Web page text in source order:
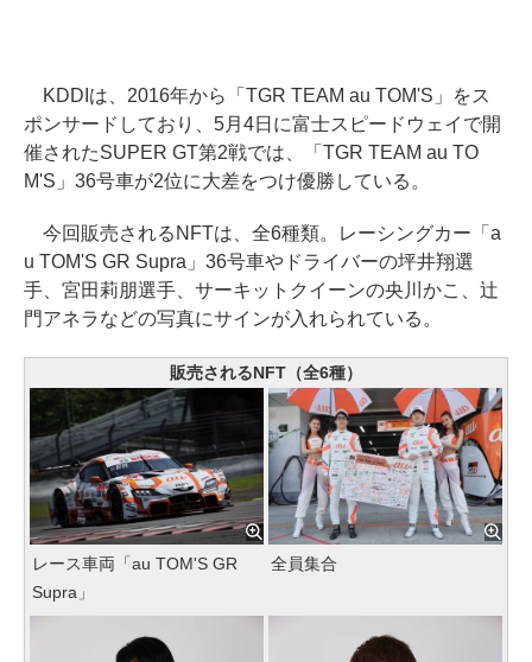
KDDIは、2016年から「TGR TEAM au TOM'S」をス
ポンサードしており、5月4日に富士スピードウェイで開
催されたSUPER GT第2戦では、「TGR TEAM au TO
M'S」36号車が2位に大差をつけ優勝している。
今回販売されるNFTは、全6種類。レーシングカー「a
u TOM'S GR Supra」36号車やドライバーの坪井翔選
手、宮田莉朋選手、サーキットクイーンの央川かこ、辻
門アネラなどの写真にサインが入れられている。
販売されるNFT（全6種）
レース車両「au TOM'S GR
Supra」
全員集合